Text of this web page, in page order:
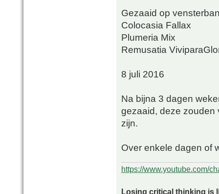
Gezaaid op
Colocasia Fallax
Plumeria Mix
Remusatia
8 juli 2016
Na bijna 3 dagen
gezaaid, deze zouden
zijn.
Over enkele dagen of
https://www.youtube.com/
Losing critical thinking is